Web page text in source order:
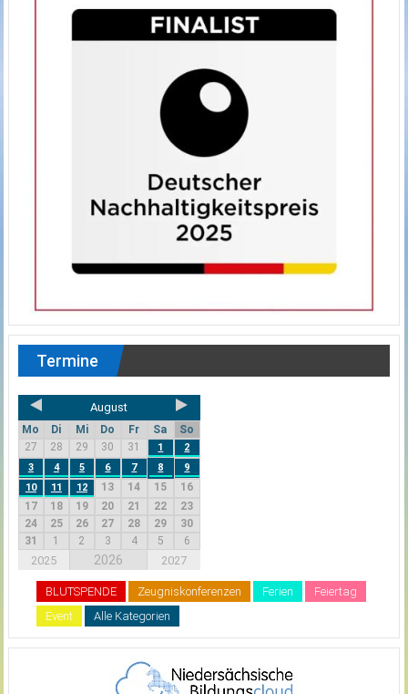
Termine
August
Mo Di Mi Do Fr Sa
So
27
28 29 30 31 1
2
3
4 5 6 7 8
9
10
11 12 13 14 15
16
17
18 19 20 21 22
23
24
25 26 27 28 29
30
31
1 2 3 4 5 6
2025 2026 2027
BLUTSPENDE Zeugniskonferenzen Ferien
Feiertag
Event
Alle Kategorien